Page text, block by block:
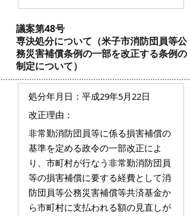
議案第48号
専決処分について（米子市消防団員等公
務災害補償条例の一部を改正する条例の
制定について）
処分年月日：平成29年5月22日
改正理由：
非常勤消防団員等に係る損害補償の
基準を定める政令の一部改正によ
り、市町村が行なう非常勤消防団員
等の損害補償に要する経費として消
防団員等公務災害補償等共済基金か
ら市町村に支払われる額の見直しが